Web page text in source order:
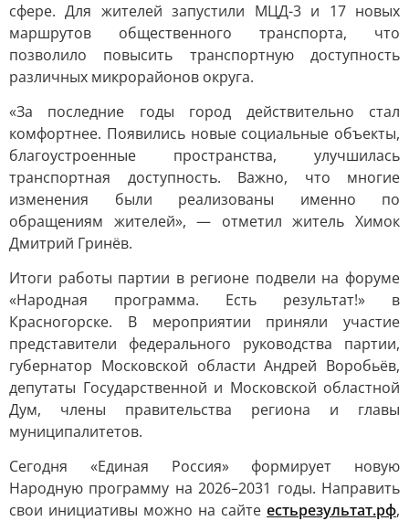
сфере. Для жителей запустили МЦД-3 и 17 новых
маршрутов общественного транспорта, что
позволило повысить транспортную доступность
различных микрорайонов округа.
«За последние годы город действительно стал
комфортнее. Появились новые социальные объекты,
благоустроенные пространства, улучшилась
транспортная доступность. Важно, что многие
изменения были реализованы именно по
обращениям жителей», — отметил житель Химок
Дмитрий Гринёв.
Итоги работы партии в регионе подвели на форуме
«Народная программа. Есть результат!» в
Красногорске. В мероприятии приняли участие
представители федерального руководства партии,
губернатор Московской области Андрей Воробьёв,
депутаты Государственной и Московской областной
Дум, члены правительства региона и главы
муниципалитетов.
Сегодня «Единая Россия» формирует новую
Народную программу на 2026–2031 годы. Направить
свои инициативы можно на сайте естьрезультат.рф,